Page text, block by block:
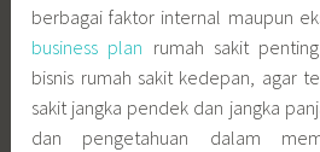
berbagai faktor internal maupun
business plan rumah sakit
bisnis rumah sakit kedepan, agar
sakit jangka pendek dan jangka
dan pengetahuan dalam